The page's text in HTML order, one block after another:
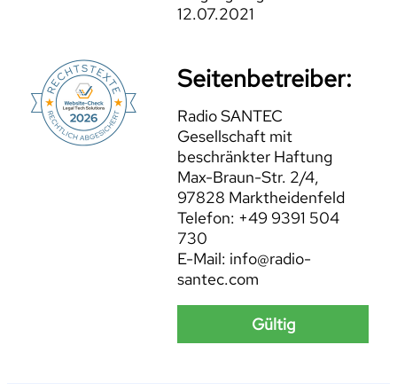
12.07.2021
Seitenbetreiber:
Radio SANTEC
Gesellschaft mit
beschränkter Haftung
Max-Braun-Str. 2/4,
97828 Marktheidenfeld
Telefon: +49 9391 504
730
E-Mail: info@radio-
santec.com
Gültig